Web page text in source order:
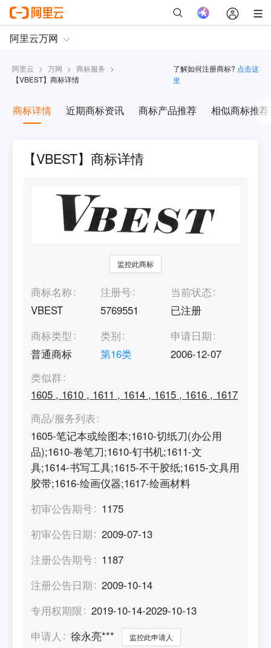
阿里云 > 万网 > 商标服务 >
【VBEST】商标详情
了解如何注册商标? 点击这
里
商标详情 近期商标资讯 商标产品推荐 相似商标推荐
【VBEST】商标详情
监控此商标
商标名称
VBEST
注册号
5769551
当前状态
已注册
商标类型
普通商标
类别
第16类
申请日期
2006-12-07
类似群
1605 , 1610 , 1611 , 1614 , 1615 , 1616 , 1617
商品/服务列表
1605-笔记本或绘图本;1610-切纸刀(办公用
品);1610-卷笔刀;1610-钉书机;1611-文
具;1614-书写工具;1615-不干胶纸;1615-文具用
胶带;1616-绘画仪器;1617-绘画材料
初审公告期号
1175
初审公告日期
2009-07-13
注册公告期号
1187
注册公告日期
2009-10-14
专用权期限
2019-10-14-2029-10-13
申请人
徐永亮*** 监控此申请人